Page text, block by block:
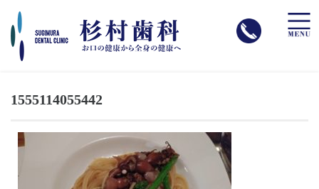
toggle
1555114055442